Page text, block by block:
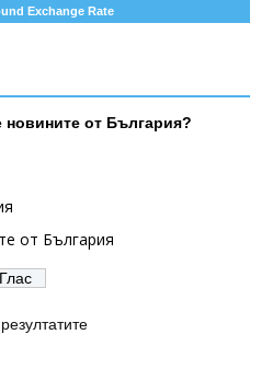
Exchange Rate
новините от България?
от България